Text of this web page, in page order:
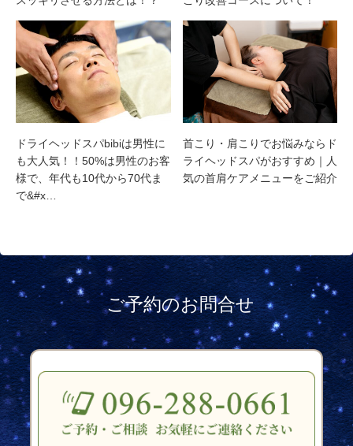
ドライヘッドスパbibiは男性に
も大人気！！50%は男性のお客
様で、年代も10代から70代ま
で&#x…
首こり・肩こりでお悩みならド
ライヘッドスパがおすすめ｜人
気の首肩ケアメニューをご紹介
ご予約のお問合せ